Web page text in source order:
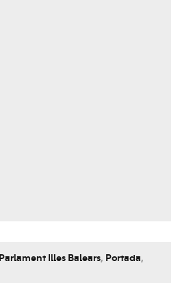
Parlament Illes Balears, Portada,